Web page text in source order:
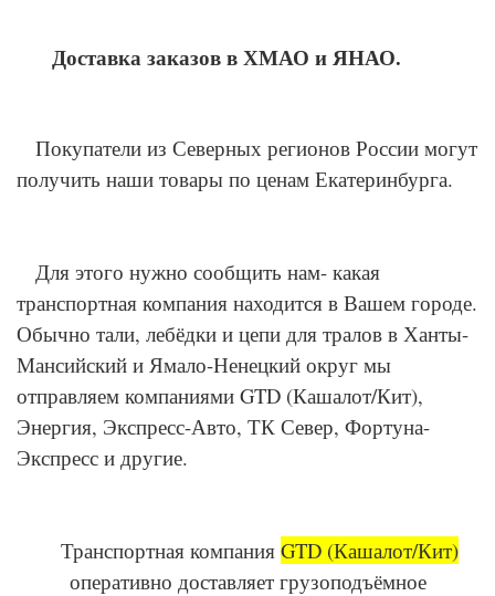
Доставка заказов в ХМАО и ЯНАО.
Покупатели из Северных регионов России могут
получить наши товары по ценам Екатеринбурга.
Для этого нужно сообщить нам- какая
транспортная компания находится в Вашем городе.
Обычно тали, лебёдки и цепи для тралов в Ханты-
Мансийский и Ямало-Ненецкий округ мы
отправляем компаниями GTD (Кашалот/Кит),
Энергия, Экспресс-Авто, ТК Север, Фортуна-
Экспресс и другие.
Транспортная компания GTD (Кашалот/Кит)
оперативно доставляет грузоподъёмное